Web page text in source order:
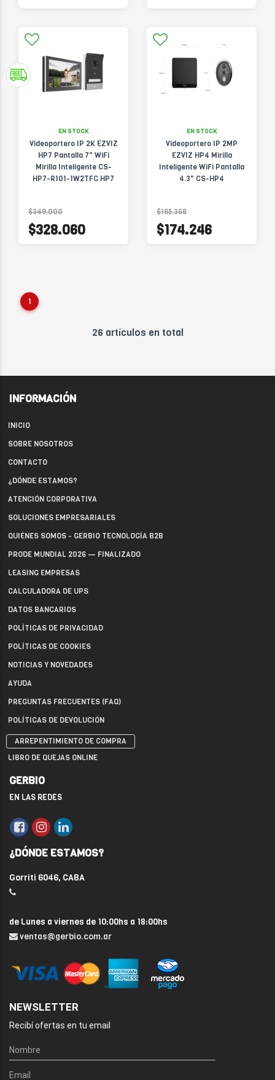
EN STOCK
Videoportero IP 2K EZVIZ
HP7 Pantalla 7" WiFi
Mirilla Inteligente CS-
HP7-R101-1W2TFC HP7
$349.000
$328.060
EN STOCK
Videoportero IP 2MP
EZVIZ HP4 Mirilla
Inteligente WiFi Pantalla
4.3" CS-HP4
$185.368
$174.246
1
26 artículos en total
INFORMACIÓN
INICIO
SOBRE NOSOTROS
CONTACTO
¿DÓNDE ESTAMOS?
ATENCIÓN CORPORATIVA
SOLUCIONES EMPRESARIALES
QUIÉNES SOMOS - GERBIO TECNOLOGÍA B2B
PRODE MUNDIAL 2026 — FINALIZADO
LEASING EMPRESAS
CALCULADORA DE UPS
DATOS BANCARIOS
POLÍTICAS DE PRIVACIDAD
POLÍTICAS DE COOKIES
NOTICIAS Y NOVEDADES
AYUDA
PREGUNTAS FRECUENTES (FAQ)
POLÍTICAS DE DEVOLUCIÓN
ARREPENTIMIENTO DE COMPRA
LIBRO DE QUEJAS ONLINE
GERBIO
EN LAS REDES
¿DÓNDE ESTAMOS?
Gorriti 6046, CABA
de Lunes a viernes de 10:00hs a 18:00hs
ventas@gerbio.com.ar
NEWSLETTER
Recibí ofertas en tu email